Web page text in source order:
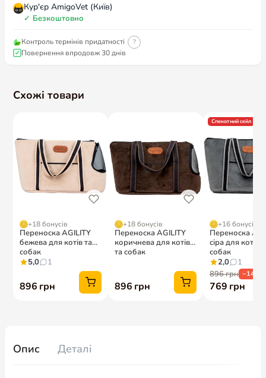
Кур'єр AmigoVet (Київ)
✓ Безкоштовно
Контроль термінів придатності ?
Повернення впродовж 30 днів
Схожі товари
Опис Деталі